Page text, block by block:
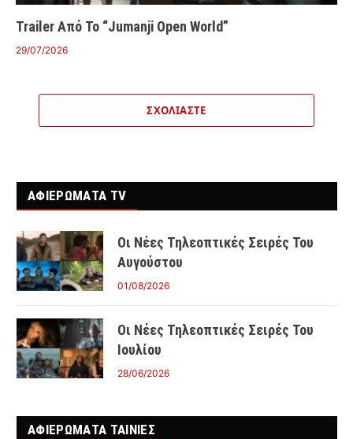
Trailer Από Το “Jumanji Open World”
29/07/2026
ΣΧΟΛΙΆΣΤΕ
ΑΦΙΕΡΩΜΑΤΑ TV
Οι Νέες Τηλεοπτικές Σειρές Του
Αυγούστου
01/08/2026
Οι Νέες Τηλεοπτικές Σειρές Του
Ιουλίου
28/06/2026
ΑΦΙΕΡΩΜΑΤΑ ΤΑΙΝΊΕΣ